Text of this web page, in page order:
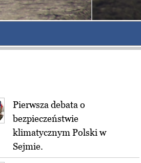
Pierwsza debata o
bezpieczeństwie
klimatycznym Polski w
Sejmie.